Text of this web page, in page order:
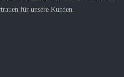
für unsere Kunden.